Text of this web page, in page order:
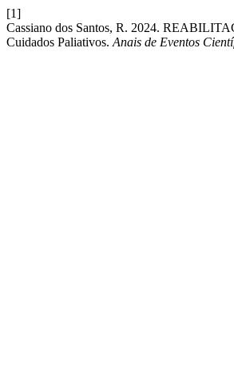
[1]
Cassiano dos Santos, R. 2024.
Cuidados Paliativos. Anais de Eventos